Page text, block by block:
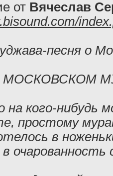
от Вячеслав
песня о
на кого-нибудь
простому
в
очарованность